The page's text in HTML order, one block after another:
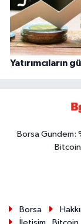
Yatırımcıların
Borsa Gundem:
Borsa